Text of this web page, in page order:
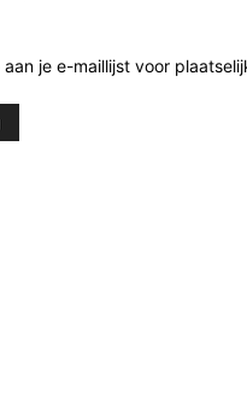
je e-maillijst voor